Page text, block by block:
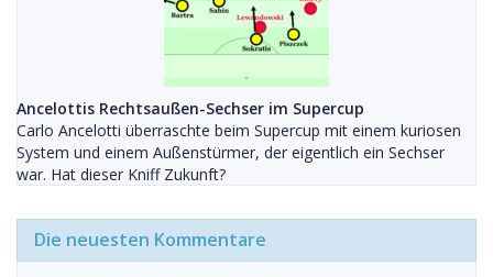
Ancelottis Rechtsaußen-Sechser im Supercup
Carlo Ancelotti überraschte beim Supercup mit einem kuriosen
System und einem Außenstürmer, der eigentlich ein Sechser
war. Hat dieser Kniff Zukunft?
Die neuesten Kommentare